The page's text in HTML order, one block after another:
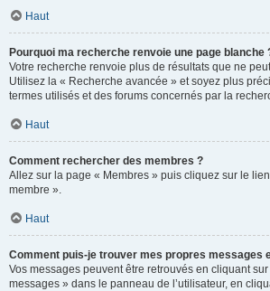
Haut
Pourquoi ma recherche renvoie une page blanche
Votre recherche renvoie plus de résultats que ne
Utilisez la « Recherche avancée » et soyez plus
termes utilisés et des forums concernés par la
Haut
Comment rechercher des membres ?
Allez sur la page « Membres » puis cliquez sur le
membre ».
Haut
Comment puis-je trouver mes propres messages
Vos messages peuvent être retrouvés en cliquant
messages » dans le panneau de l’utilisateur, en